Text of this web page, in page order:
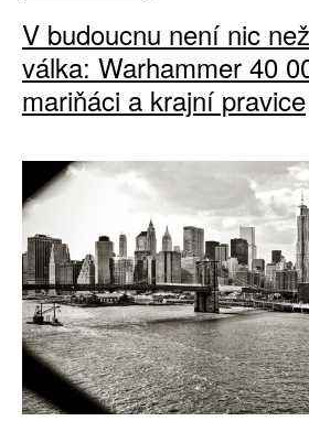
V budoucnu není nic
válka: Warhammer 40
mariňáci a krajní pravice